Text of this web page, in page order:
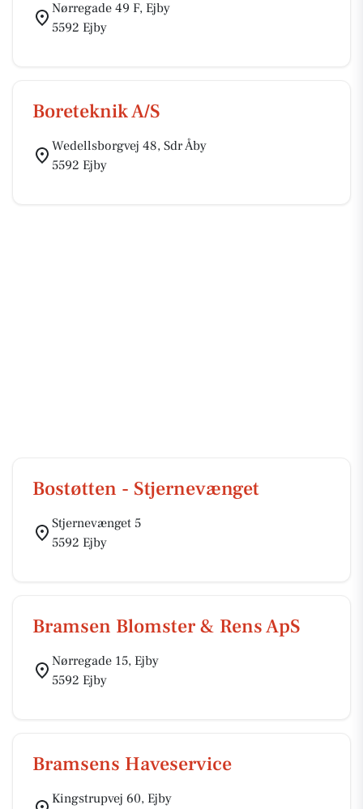
Nørregade 49 F, Ejby
5592 Ejby
Boreteknik A/S
Wedellsborgvej 48, Sdr Åby
5592 Ejby
Bostøtten - Stjernevænget
Stjernevænget 5
5592 Ejby
Bramsen Blomster & Rens ApS
Nørregade 15, Ejby
5592 Ejby
Bramsens Haveservice
Kingstrupvej 60, Ejby